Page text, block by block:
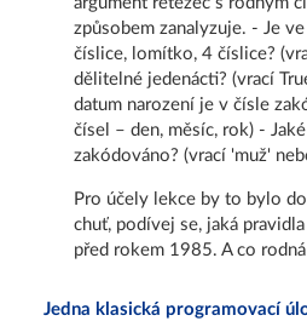
způsobem zanalyzuje. - Je
číslice, lomítko, 4 číslice?
dělitelné jedenácti? (vrací
datum narození je v čísle
čísel – den, měsíc, rok) -
zakódováno? (vrací 'muž'
Pro účely lekce by to bylo
chuť, podívej se, jaká
před rokem 1985. A co
Jedna klasická programovací